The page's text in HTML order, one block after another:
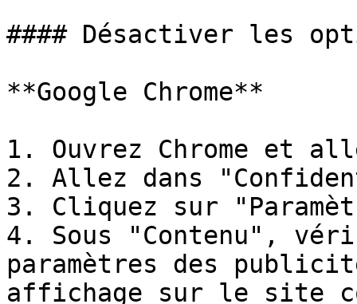
#### Désactiver les
**Google Chrome**
1. Ouvrez Chrome et
2. Allez dans
3. Cliquez sur
4. Sous "Contenu",
paramètres des
affichage sur le site